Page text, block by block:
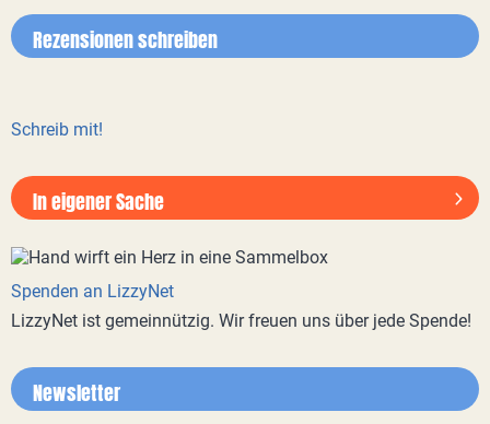
Rezensionen schreiben
Schreib mit!
In eigener Sache
Spenden an LizzyNet
LizzyNet ist gemeinnützig. Wir freuen uns über jede Spende!
Newsletter